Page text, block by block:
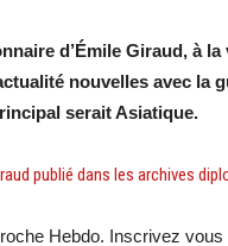
d’Émile Giraud, à
nouvelles avec la
serait Asiatique.
publié dans les archives
Hebdo. Inscrivez vous